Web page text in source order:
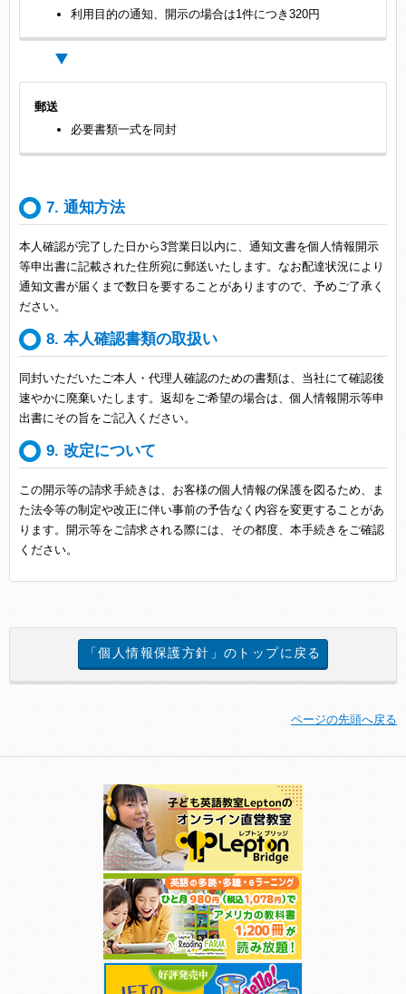
利用目的の通知、開示の場合は1件につき320円
郵送
必要書類一式を同封
7. 通知方法
本人確認が完了した日から3営業日以内に、通知文書を個人情報開示
等申出書に記載された住所宛に郵送いたします。なお配達状況により
通知文書が届くまで数日を要することがありますので、予めご了承く
ださい。
8. 本人確認書類の取扱い
同封いただいたご本人・代理人確認のための書類は、当社にて確認後
速やかに廃棄いたします。返却をご希望の場合は、個人情報開示等申
出書にその旨をご記入ください。
9. 改定について
この開示等の請求手続きは、お客様の個人情報の保護を図るため、ま
た法令等の制定や改正に伴い事前の予告なく内容を変更することがあ
ります。開示等をご請求される際には、その都度、本手続きをご確認
ください。
「個人情報保護方針」のトップに戻る
ページの先頭へ戻る